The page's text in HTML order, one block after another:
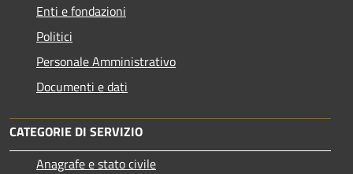
Enti e fondazioni
Politici
Personale Amministrativo
Documenti e dati
CATEGORIE DI SERVIZIO
Anagrafe e stato civile